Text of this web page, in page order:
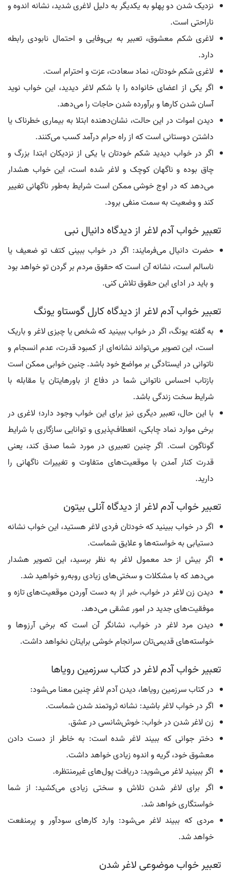
نزدیک شدن دو پهلو به یکدیگر به دلیل لاغری شدید، نشانه اندوه و
ناراحتی است.
لاغری شکم معشوق، تعبیر به بی‌وفایی و احتمال نابودی رابطه
دارد.
لاغری شکم خودتان، نماد سعادت، عزت و احترام است.
اگر یکی از اعضای خانواده را با شکم لاغر دیدید، این خواب نوید
آسان شدن کارها و برآورده شدن حاجات را می‌دهد.
دیدن اموات در این حالت، نشان‌دهنده ابتلا به بیماری خطرناک یا
داشتن دوستانی است که از راه حرام درآمد کسب می‌کنند.
اگر در خواب دیدید شکم خودتان یا یکی از نزدیکان ابتدا بزرگ و
چاق بوده و ناگهان کوچک و لاغر شده است، این خواب هشدار
می‌دهد که در اوج خوشی ممکن است شرایط به‌طور ناگهانی تغییر
کند و وضعیت به سمت منفی برود.
تعبیر خواب آدم لاغر از دیدگاه دانیال نبی
حضرت دانیال می‌فرمایند: اگر در خواب ببینی کتف تو ضعیف یا
ناسالم است، نشانه آن است که حقوق مردم بر گردن تو خواهد بود
و باید در ادای این حقوق تلاش کنی.
تعبیر خواب آدم لاغر از دیدگاه کارل گوستاو یونگ
به گفته یونگ، اگر در خواب ببینید که شخص یا چیزی لاغر و باریک
است، این تصویر می‌تواند نشانه‌ای از کمبود قدرت، عدم انسجام و
ناتوانی در ایستادگی بر مواضع خود باشد. چنین خوابی ممکن است
بازتاب احساس ناتوانی شما در دفاع از باورهایتان یا مقابله با
شرایط سخت زندگی باشد.
با این حال، تعبیر دیگری نیز برای این خواب وجود دارد؛ لاغری در
برخی موارد نماد چابکی، انعطاف‌پذیری و توانایی سازگاری با شرایط
گوناگون است. اگر چنین تعبیری در مورد شما صدق کند، یعنی
قدرت کنار آمدن با موقعیت‌های متفاوت و تغییرات ناگهانی را
دارید.
تعبیر خواب آدم لاغر از دیدگاه آنلی بیتون
اگر در خواب ببینید که خودتان فردی لاغر هستید، این خواب نشانه
دستیابی به خواسته‌ها و علایق شماست.
اگر بیش از حد معمول لاغر به نظر برسید، این تصویر هشدار
می‌دهد که با مشکلات و سختی‌های زیادی روبه‌رو خواهید شد.
دیدن زن لاغر در خواب، خبر از به دست آوردن موقعیت‌های تازه و
موفقیت‌های جدید در امور عشقی می‌دهد.
دیدن مرد لاغر در خواب، نشانگر آن است که برخی آرزوها و
خواسته‌های قدیمی‌تان سرانجام خوشی برایتان نخواهد داشت.
تعبیر خواب آدم لاغر در کتاب سرزمین رویاها
در کتاب سرزمین رویاها، دیدن آدم لاغر چنین معنا می‌شود:
اگر در خواب لاغر باشید: نشانه ثروتمند شدن شماست.
زن لاغر شدن در خواب: خوش‌شانسی در عشق.
دختر جوانی که ببیند لاغر شده است: به خاطر از دست دادن
معشوق خود، گریه و اندوه زیادی خواهد داشت.
اگر ببینید لاغر می‌شوید: دریافت پول‌های غیرمنتظره.
اگر برای لاغر شدن تلاش و سختی زیادی می‌کشید: از شما
خواستگاری خواهد شد.
مردی که ببیند لاغر می‌شود: وارد کارهای سودآور و پرمنفعت
خواهد شد.
تعبیر خواب موضوعی لاغر شدن